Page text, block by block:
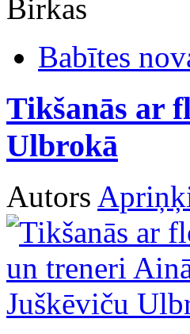
Birkas
Babītes
Tikšanās ar
Ulbrokā
Autors